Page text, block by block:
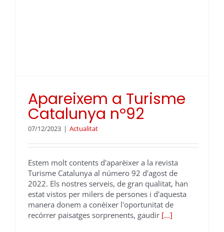
Apareixem a Turisme
Catalunya nº92
07/12/2023 | Actualitat
Estem molt contents d'aparèixer a la revista
Turisme Catalunya al número 92 d'agost de
2022. Els nostres serveis, de gran qualitat, han
estat vistos per milers de persones i d'aquesta
manera donem a conèixer l'oportunitat de
recórrer paisatges sorprenents, gaudir [...]